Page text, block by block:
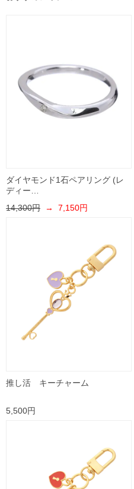
ダイヤモンド1石ペアリング (レ
ディー…
14,300円 → 7,150円
推し活 キーチャーム
5,500円